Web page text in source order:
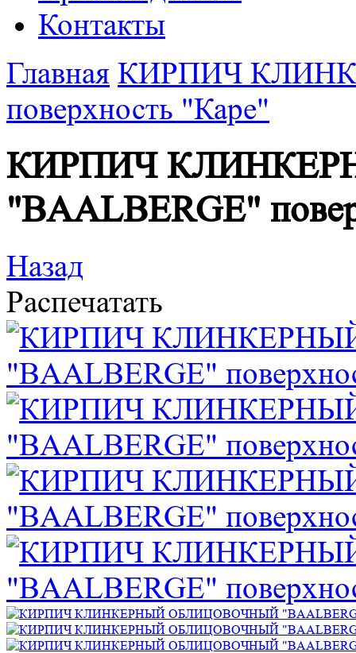
Контакты
Главная КИРПИЧ
поверхность "Каре"
КИРПИЧ
"BAALBERGE"
Назад
Распечатать